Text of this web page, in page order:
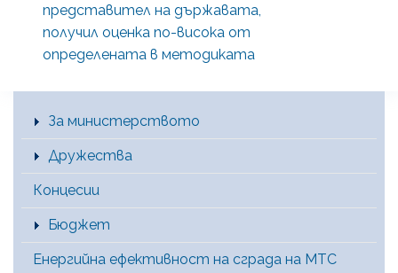
представител на държавата,
получил оценка по-висока от
определената в методиката
Main Menu [BG]
За министерството
Дружества
Концесии
Бюджет
Енергийна ефективност на сграда на МТС